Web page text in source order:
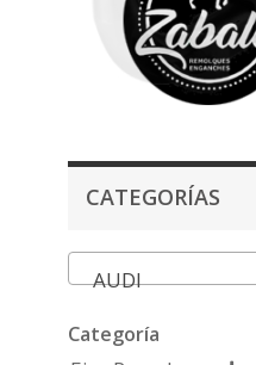
CATEGORÍAS
AUDI
Categoría